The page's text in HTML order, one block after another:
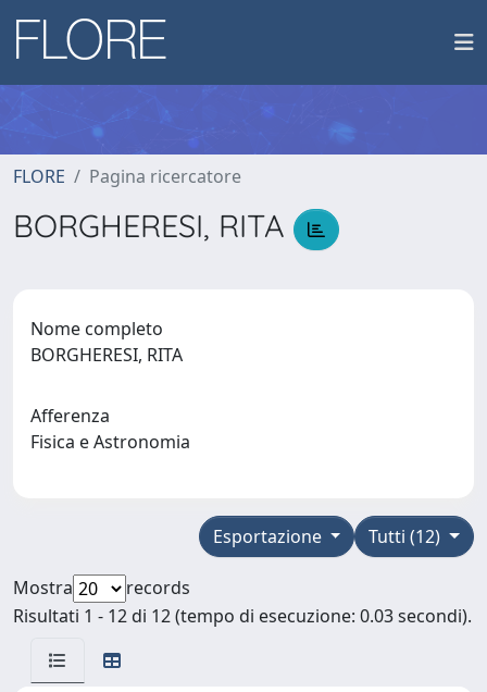
FLORE Pagina ricercatore
BORGHERESI, RITA
Nome completo
BORGHERESI, RITA
Afferenza
Fisica e Astronomia
Tutti (12)
Esportazione
Mostra
records
Risultati 1 - 12 di 12 (tempo di esecuzione: 0.03 secondi).